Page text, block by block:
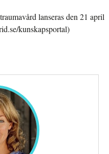
lanseras den 21 april
kunskapsportal)